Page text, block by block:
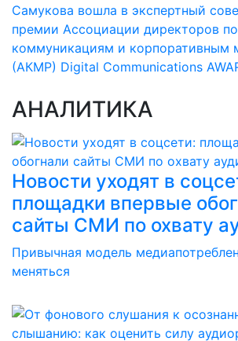
Самукова вошла в экспертный
премии Ассоциации директоров по
коммуникациям и корпоративным
(АКМР) Digital Communications
АНАЛИТИКА
Новости уходят в
площадки впервые
сайты СМИ по охвату
Привычная модель
меняться